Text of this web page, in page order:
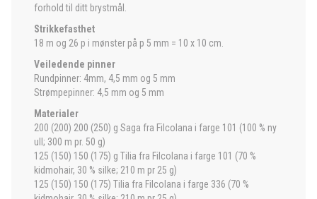
forhold til ditt brystmål.
Strikkefasthet
18 m og 26 p i mønster på p 5 mm = 10 x 10 cm.
Veiledende pinner
Rundpinner: 4mm, 4,5 mm og 5 mm
Strømpepinner: 4,5 mm og 5 mm
Materialer
200 (200) 200 (250) g Saga fra Filcolana i farge 101 (100 % ny
ull; 300 m pr. 50 g)
125 (150) 150 (175) g Tilia fra Filcolana i farge 101 (70 %
kidmohair, 30 % silke; 210 m pr 25 g)
125 (150) 150 (175) Tilia fra Filcolana i farge 336 (70 %